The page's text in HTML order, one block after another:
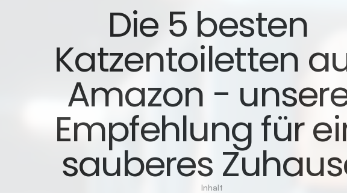
Die 5 besten
Katzentoiletten
Amazon -
Empfehlung für
sauberesInhalt